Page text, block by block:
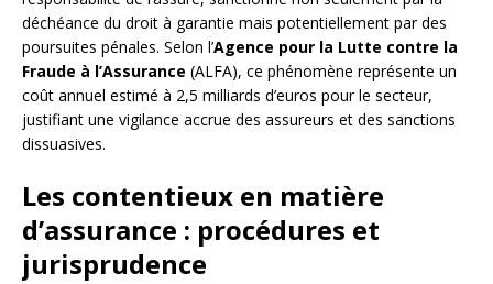
déchéance du droit à garantie mais potentiellement par des
poursuites pénales. Selon l’Agence pour la Lutte contre la
Fraude à l’Assurance (ALFA), ce phénomène représente un
coût annuel estimé à 2,5 milliards d’euros pour le secteur,
justifiant une vigilance accrue des assureurs et des sanctions
dissuasives.
Les contentieux en matière
d’assurance : procédures et
jurisprudence